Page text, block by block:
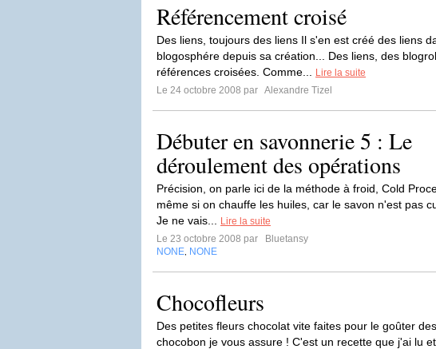
Référencement croisé
Des liens, toujours des liens Il s'en est créé des liens
blogosphére depuis sa création... Des liens, des
références croisées. Comme...
Lire la suite
Le 24 octobre 2008 par Alexandre Tizel
Débuter en savonnerie 5 : Le
déroulement des opérations
Précision, on parle ici de la méthode à froid, Cold
même si on chauffe les huiles, car le savon n'est pas
Je ne vais...
Lire la suite
Le 23 octobre 2008 par
Bluetansy
NONE NONE
Chocofleurs
Des petites fleurs chocolat vite faites pour le goûter
chocobon je vous assure ! C'est un recette que j'ai lu